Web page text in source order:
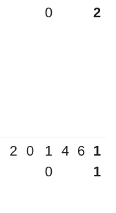
0
2
2 0
1
0
4 6
1
1